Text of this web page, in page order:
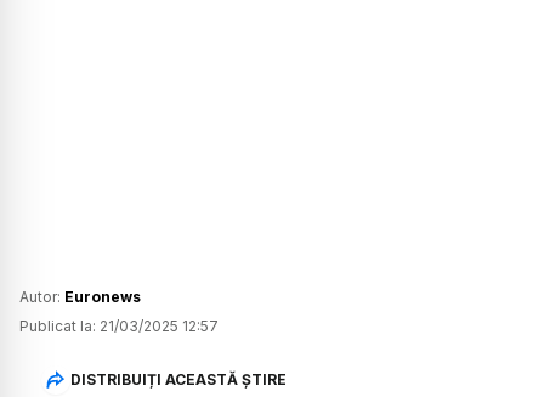
Autor: Euronews
Publicat la: 21/03/2025 12:57
DISTRIBUIȚI ACEASTĂ ȘTIRE